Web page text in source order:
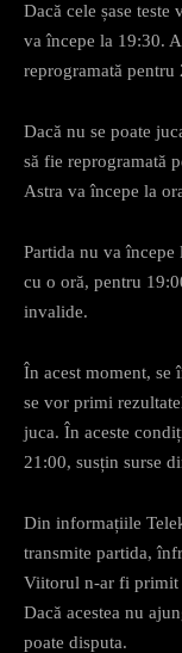
Dacă cele șase
va începe la 19:30.
reprogramată pentru
Dacă nu se poate
să fie reprogramată
Astra va începe la
Partida nu va începe
cu o oră, pentru
invalide.
În acest moment, se
se vor primi
juca. În aceste
21:00, susțin surse
Din informațiile
transmite partida,
Viitorul n-ar fi primit
Dacă acestea nu
poate disputa.